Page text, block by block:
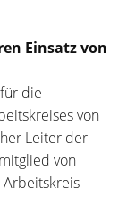
Einsatz von
die
von
Leiter der
von
Arbeitskreis